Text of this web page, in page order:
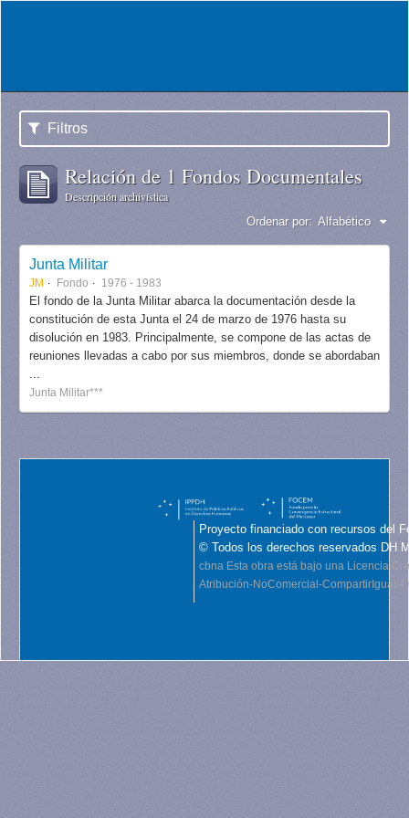
Filtros
Relación de 1 Fondos Documentales
Descripción archivística
Ordenar por: Alfabético
Junta Militar
JM Fondo 1976 - 1983
El fondo de la Junta Militar abarca la documentación desde la
constitución de esta Junta el 24 de marzo de 1976 hasta su
disolución en 1983. Principalmente, se compone de las actas de
reuniones llevadas a cabo por sus miembros, donde se abordaban
...
Junta Militar***
Proyecto financiado con recursos del
© Todos los derechos reservados DH
cbna Esta obra está bajo una Licencia
Atribución-NoComercial-CompartirIgual